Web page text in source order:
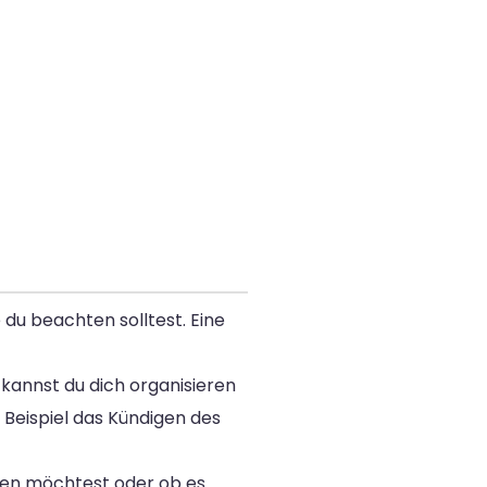
beachten solltest. Eine
du dich organisieren
das Kündigen des